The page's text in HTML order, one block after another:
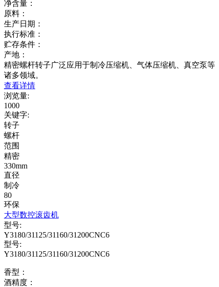
净含量：
原料：
生产日期：
执行标准：
贮存条件：
产地：
精密螺杆转子广泛应用于制冷压缩机、气体压缩机、真空泵等
诸多领域。
查看详情
浏览量:
1000
关键字:
转子
螺杆
范围
精密
330mm
直径
制冷
80
环保
大型数控滚齿机
型号:
Y3180/31125/31160/31200CNC6
型号:
Y3180/31125/31160/31200CNC6
香型：
酒精度：